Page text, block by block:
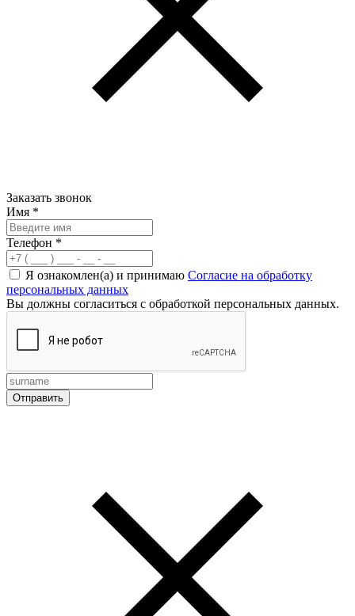
Заказать звонок
Имя *
Телефон *
Я ознакомлен(а) и принимаю Согласие на обработку
персональных данных
Вы должны согласиться с обработкой персональных данных.